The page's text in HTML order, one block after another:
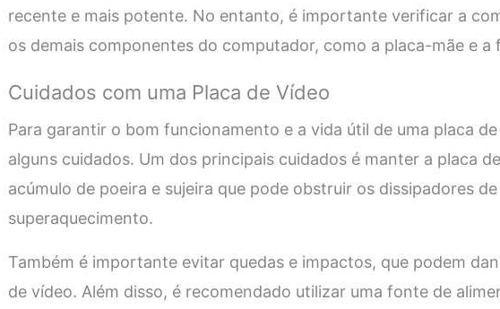
recente e mais potente. No entanto, é importante verificar a
os demais componentes do computador, como a placa-mãe e a
Cuidados com uma Placa de Vídeo
Para garantir o bom funcionamento e a vida útil de uma placa
alguns cuidados. Um dos principais cuidados é manter a placa
acúmulo de poeira e sujeira que pode obstruir os dissipadores
superaquecimento.
Também é importante evitar quedas e impactos, que podem
de vídeo. Além disso, é recomendado utilizar uma fonte de